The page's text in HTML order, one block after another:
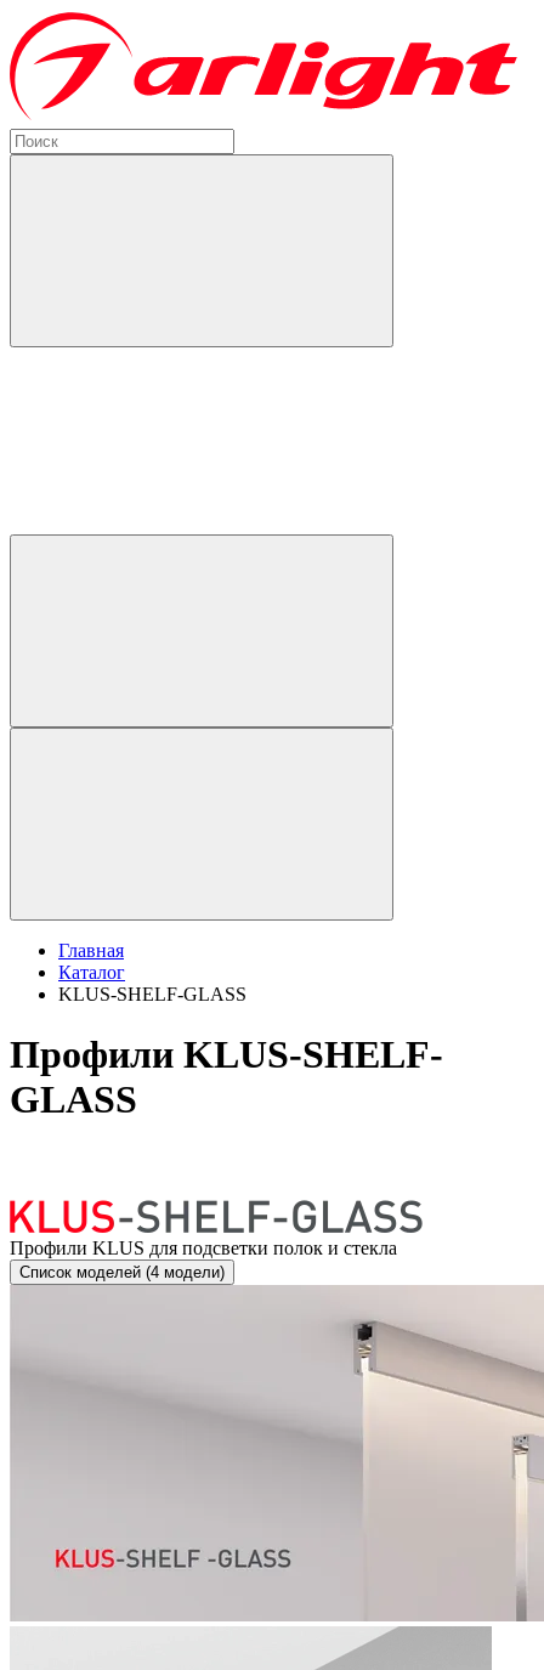
Главная
Каталог
KLUS-SHELF-GLASS
Профили KLUS-SHELF-
GLASS
Профили KLUS для подсветки полок и стекла
Список моделей (4 модели)